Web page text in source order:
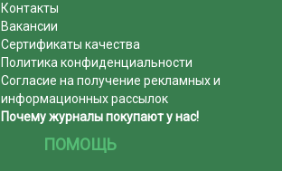
Контакты
Вакансии
Сертификаты качества
Политика конфиденциальности
Согласие на получение рекламных и
информационных рассылок
Почему журналы покупают у нас!
ПОМОЩЬ